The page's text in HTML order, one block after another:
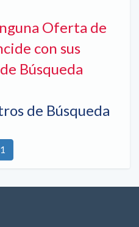
Oferta de
con sus
Búsqueda
de Búsqueda
1